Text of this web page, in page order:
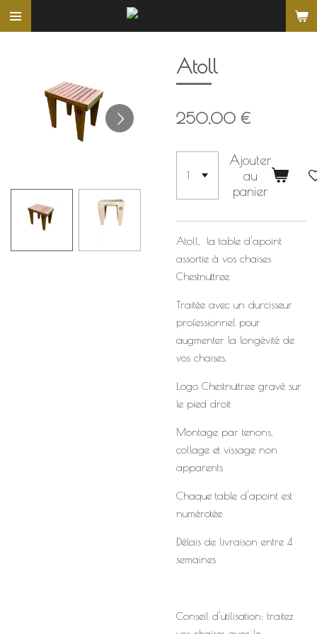
Passer
au
Atoll
250,00 €
Ajouter
au
panier
Atoll, la table d'apoint
assortie à vos chaises
Chestnuttree
Traitée avec un durcisseur
professionnel pour
augmenter la longévité de
vos chaises.
Logo Chestnuttree gravé sur
le pied droit
Montage par tenons,
collage et vissage non
apparents
Chaque table d'apoint est
numérotée
Délais de livraison entre 4
semaines
Conseil d'utilisation: traitez